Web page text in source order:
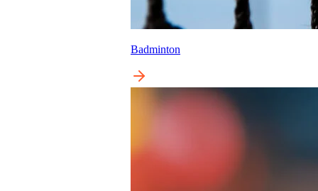
Badminton